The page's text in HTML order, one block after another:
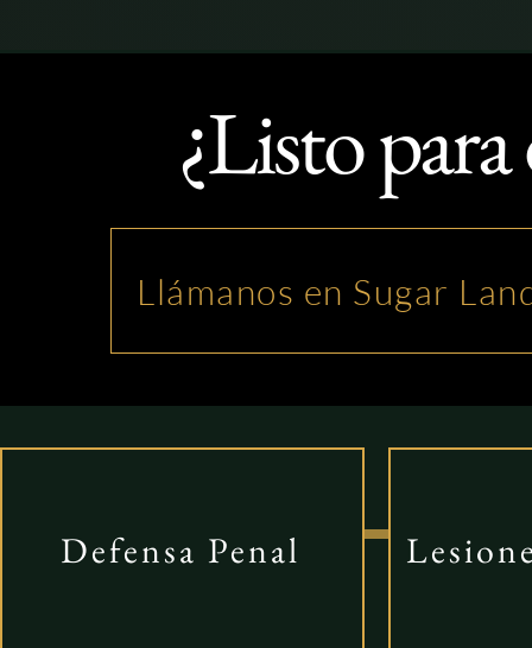
¿Listo
Llámanos en Sugar
Defensa Penal